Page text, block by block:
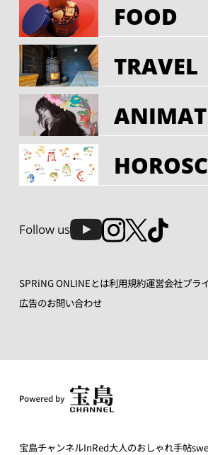
Follow us
SPRiNG ONLINEとは利用規約運営会社プラ
広告のお問い合わせ
FOOD
TRAVEL
宝島チャンネルInRed大人のおしゃれ手帖